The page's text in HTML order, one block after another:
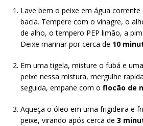
Lave bem o peixe em água
bacia. Tempere com o vinagre, o
de alho, o tempero PEP limão, a
Deixe marinar por cerca de 10
Em uma tigela, misture o fubá e
peixe nessa mistura, mergulhe
seguida, empane com o flocão de
Aqueça o óleo em uma frigideira e
peixe, virando após cerca de 3